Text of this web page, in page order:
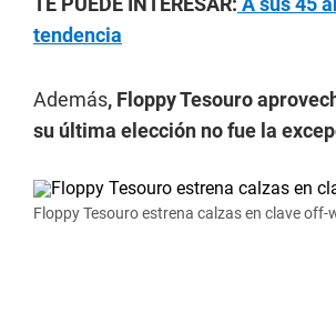
tendencia
Además, Floppy Tesouro
su última elección no fue la
Floppy Tesouro estrena calzas en clave